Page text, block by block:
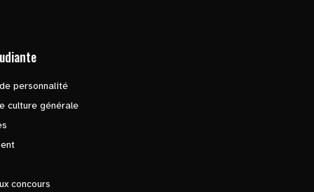
personnalité
culture générale
concours